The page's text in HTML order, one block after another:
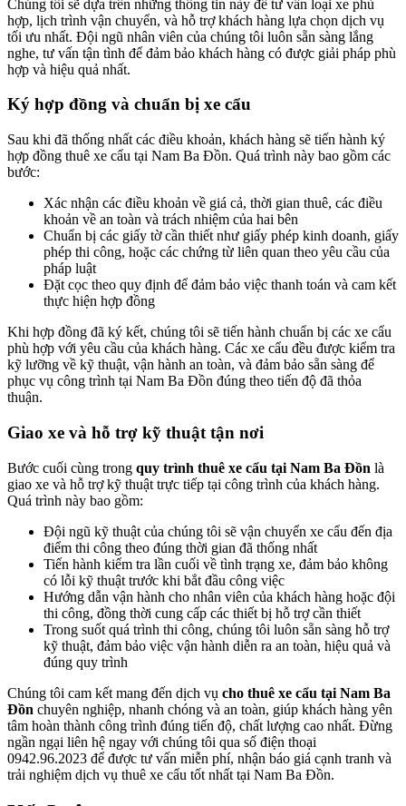
Chúng tôi sẽ dựa trên những thông tin này để tư vấn loại xe phù
hợp, lịch trình vận chuyển, và hỗ trợ khách hàng lựa chọn dịch vụ
tối ưu nhất. Đội ngũ nhân viên của chúng tôi luôn sẵn sàng lắng
nghe, tư vấn tận tình để đảm bảo khách hàng có được giải pháp phù
hợp và hiệu quả nhất.
Ký hợp đồng và chuẩn bị xe cẩu
Sau khi đã thống nhất các điều khoản, khách hàng sẽ tiến hành ký
hợp đồng thuê xe cẩu tại Nam Ba Đồn. Quá trình này bao gồm các
bước:
Xác nhận các điều khoản về giá cả, thời gian thuê, các điều
khoản về an toàn và trách nhiệm của hai bên
Chuẩn bị các giấy tờ cần thiết như giấy phép kinh doanh, giấy
phép thi công, hoặc các chứng từ liên quan theo yêu cầu của
pháp luật
Đặt cọc theo quy định để đảm bảo việc thanh toán và cam kết
thực hiện hợp đồng
Khi hợp đồng đã ký kết, chúng tôi sẽ tiến hành chuẩn bị các xe cẩu
phù hợp với yêu cầu của khách hàng. Các xe cẩu đều được kiểm tra
kỹ lưỡng về kỹ thuật, vận hành an toàn, và đảm bảo sẵn sàng để
phục vụ công trình tại Nam Ba Đồn đúng theo tiến độ đã thỏa
thuận.
Giao xe và hỗ trợ kỹ thuật tận nơi
Bước cuối cùng trong quy trình thuê xe cẩu tại Nam Ba Đồn là
giao xe và hỗ trợ kỹ thuật trực tiếp tại công trình của khách hàng.
Quá trình này bao gồm:
Đội ngũ kỹ thuật của chúng tôi sẽ vận chuyển xe cẩu đến địa
điểm thi công theo đúng thời gian đã thống nhất
Tiến hành kiểm tra lần cuối về tình trạng xe, đảm bảo không
có lỗi kỹ thuật trước khi bắt đầu công việc
Hướng dẫn vận hành cho nhân viên của khách hàng hoặc đội
thi công, đồng thời cung cấp các thiết bị hỗ trợ cần thiết
Trong suốt quá trình thi công, chúng tôi luôn sẵn sàng hỗ trợ
kỹ thuật, đảm bảo việc vận hành diễn ra an toàn, hiệu quả và
đúng quy trình
Chúng tôi cam kết mang đến dịch vụ cho thuê xe cẩu tại Nam Ba
Đồn chuyên nghiệp, nhanh chóng và an toàn, giúp khách hàng yên
tâm hoàn thành công trình đúng tiến độ, chất lượng cao nhất. Đừng
ngần ngại liên hệ ngay với chúng tôi qua số điện thoại
0942.96.2023 để được tư vấn miễn phí, nhận báo giá cạnh tranh và
trải nghiệm dịch vụ thuê xe cẩu tốt nhất tại Nam Ba Đồn.